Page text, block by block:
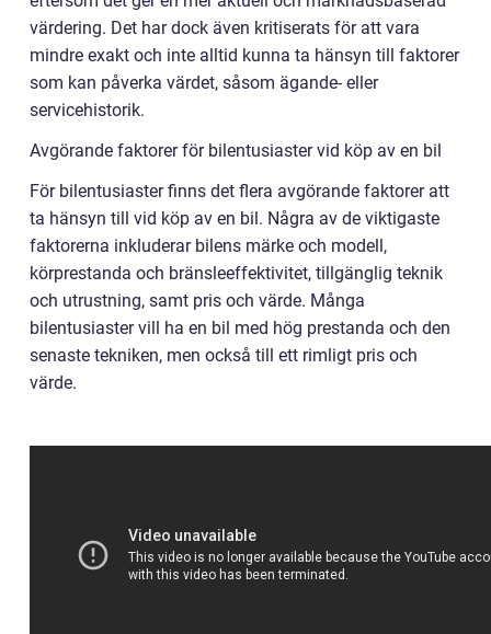
värdering. Det har dock även kritiserats för att vara
mindre exakt och inte alltid kunna ta hänsyn till faktorer
som kan påverka värdet, såsom ägande- eller
servicehistorik.
Avgörande faktorer för bilentusiaster vid köp av en bil
För bilentusiaster finns det flera avgörande faktorer att
ta hänsyn till vid köp av en bil. Några av de viktigaste
faktorerna inkluderar bilens märke och modell,
körprestanda och bränsleeffektivitet, tillgänglig teknik
och utrustning, samt pris och värde. Många
bilentusiaster vill ha en bil med hög prestanda och den
senaste tekniken, men också till ett rimligt pris och
värde.